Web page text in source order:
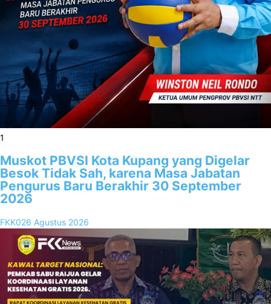
1
Muskot PBVSI Kota Kupang yang Digelar
Besok Tidak Sah, karena Masa Jabatan
Pengurus Baru Berakhir 30 September
2026
FKK026 Agustus 2026